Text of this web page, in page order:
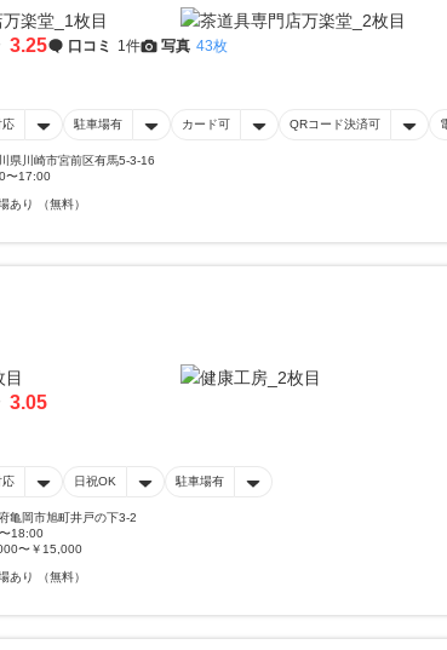
3.25 口コミ 1件 写真 43枚
応 駐車場有 カード可 QRコード決済可
県川崎市宮前区有馬5-3-16
〜17:00
あり （無料）
3.05
応 日祝OK 駐車場有
亀岡市旭町井戸の下3-2
18:00
〜￥15,000
あり （無料）